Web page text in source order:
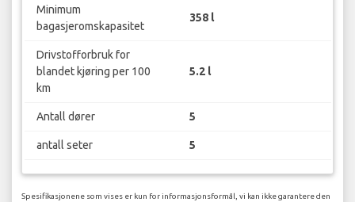
Minimum
bagasjeromskapasitet
358 l
Drivstofforbruk for
blandet kjøring per 100
km
5.2 l
Antall dører 5
antall seter 5
Spesifikasjonene som vises er kun for informasjonsformål, vi kan ikke garantere den